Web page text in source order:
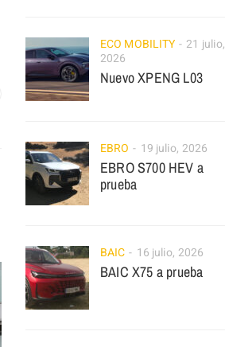
ECO MOBILITY
21 julio,
2026
Nuevo XPENG L03
EBRO 19 julio, 2026
EBRO S700 HEV a
prueba
BAIC 16 julio, 2026
BAIC X75 a prueba